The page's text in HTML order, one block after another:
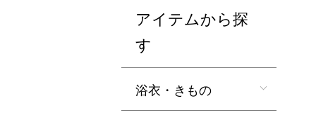
アイテムから探
す
浴衣・きもの